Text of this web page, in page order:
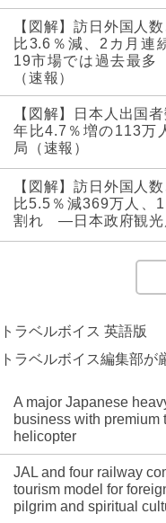
【図解】訪日外国人
比3.6％減、2カ月連
19市場では過去最
（速報）
【図解】日本人出国
年比4.7％増の113
局（速報）
【図解】訪日外国人
比5.5％減369万人、
割れ ―日本政府観光
トラベルボイス 英語版
トラベルボイス編集部が
A major Japanese
business with premium
helicopter
JAL and four railway
tourism model for
pilgrim and spiritual